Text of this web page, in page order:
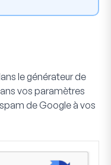
le générateur de
vos paramètres
de Google à vos